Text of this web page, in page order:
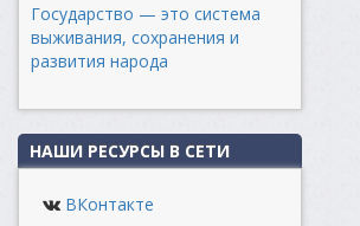
Государство — это система
выживания, сохранения и
развития народа
НАШИ РЕСУРСЫ В СЕТИ
ВКонтакте